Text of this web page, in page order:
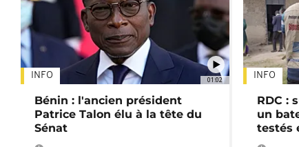
01:02
INFO
Bénin : l'ancien président
Patrice Talon élu à la tête du
Sénat
INFO
RDC :
un
testés